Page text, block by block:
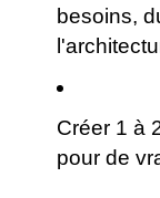
besoins,
Créer 1 à
pour de